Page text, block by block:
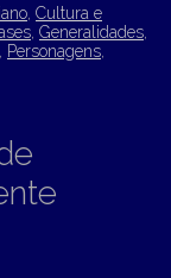
Cultura e
Generalidades
Personagens